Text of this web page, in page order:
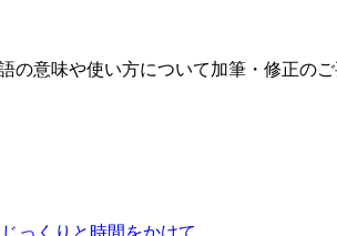
の意味や使い方について加筆・修正の